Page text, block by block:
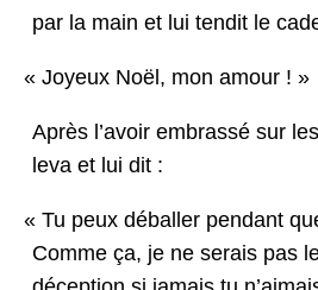
par la main et lui ten­dit le
« Joyeux Noël, mon amour ! »
Après l’avoir embrassé sur
leva et lui dit :
« Tu peux déballer pen­dant
Comme ça, je ne serais pas